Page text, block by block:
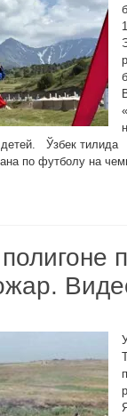
детей. Ўзбек
по футболу на